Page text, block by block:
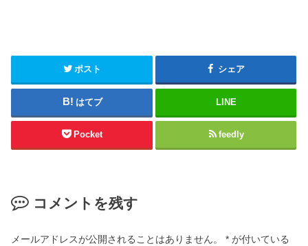
ポスト シェア
はてブ LINE
Pocket feedly
コメントを残す
メールアドレスが公開されることはありません。 * が付いている